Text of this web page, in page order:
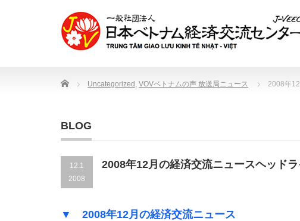
Home Uncategorized , VOVベトナムの声 放送局ニュース 2008年
BLOG
12.1
2008
2008年12月の経済交流ニュースヘッド
▼ 2008年12月の経済交流ニュース